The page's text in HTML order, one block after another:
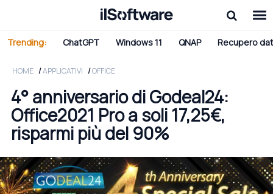
Trending: ChatGPT Windows 11 QNAP Recupero
HOME APPLICATIVI OFFICE
4° anniversario di Godeal24:
Office2021 Pro a soli 17,25€,
risparmi più del 90%